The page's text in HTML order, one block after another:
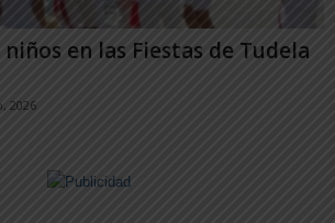
en las Fiestas de Tudela
2026